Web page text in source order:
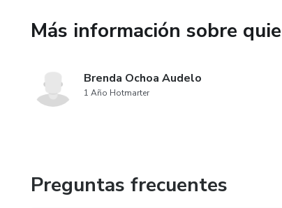
Más información sobre
Brenda Ochoa Audelo
1 Año Hotmarter
Preguntas frecuentes